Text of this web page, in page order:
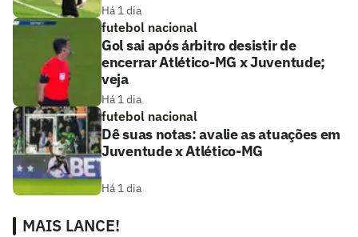
Há 1 dia
futebol nacional
Gol sai após árbitro desistir de
encerrar Atlético-MG x Juventude;
veja
Há 1 dia
futebol nacional
Dê suas notas: avalie as atuações em
Juventude x Atlético-MG
Há 1 dia
MAIS LANCE!